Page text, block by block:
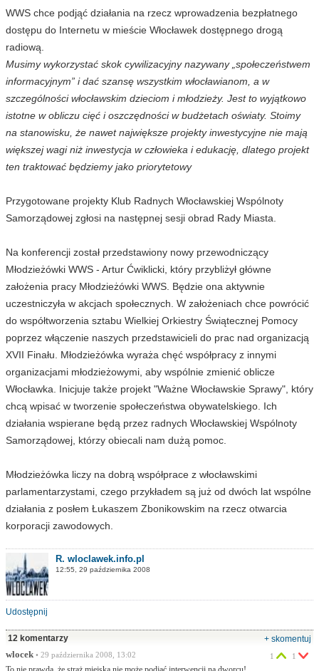
WWS chce podjąć działania na rzecz wprowadzenia bezpłatnego
dostępu do Internetu w mieście Włocławek dostępnego drogą
radiową.
Musimy wykorzystać skok cywilizacyjny nazywany „społeczeństwem
informacyjnym” i dać szansę wszystkim włocławianom, a w
szczególności włocławskim dzieciom i młodzieży. Jest to wyjątkowo
istotne w obliczu cięć i oszczędności w budżetach oświaty. Stoimy
na stanowisku, że nawet największe projekty inwestycyjne nie mają
większej wagi niż inwestycja w człowieka i edukację, dlatego projekt
ten traktować będziemy jako priorytetowy
Przygotowane projekty Klub Radnych Włocławskiej Wspólnoty
Samorządowej zgłosi na następnej sesji obrad Rady Miasta.
Na konferencji został przedstawiony nowy przewodniczący
Młodzieżówki WWS - Artur Ćwiklicki, który przybliżył główne
założenia pracy Młodzieżówki WWS. Będzie ona aktywnie
uczestniczyła w akcjach społecznych. W założeniach chce powrócić
do współtworzenia sztabu Wielkiej Orkiestry Świątecznej Pomocy
poprzez włączenie naszych przedstawicieli do prac nad organizacją
XVII Finału. Młodzieżówka wyraża chęć współpracy z innymi
organizacjami młodzieżowymi, aby wspólnie zmienić oblicze
Włocławka. Inicjuje także projekt "Ważne Włocławskie Sprawy", który
chcą wpisać w tworzenie społeczeństwa obywatelskiego. Ich
działania wspierane będą przez radnych Włocławskiej Wspólnoty
Samorządowej, którzy obiecali nam dużą pomoc.
Młodzieżówka liczy na dobrą współprace z włocławskimi
parlamentarzystami, czego przykładem są już od dwóch lat wspólne
działania z posłem Łukaszem Zbonikowskim na rzecz otwarcia
korporacji zawodowych.
R. wloclawek.info.pl
12:55, 29 października 2008
Udostępnij
12 komentarzy
+ skomentuj
wlocek • 29 października 2008, 13:02 1 1